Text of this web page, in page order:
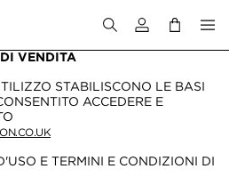
Accedi al tuo
VENDITA
STABILISCONO LE BASI
ACCEDERE E
E TERMINI E CONDIZIONI DI